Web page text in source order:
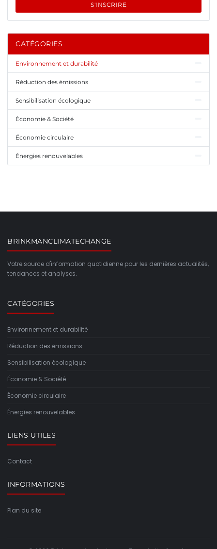
S'INSCRIRE
CATÉGORIES
Environnement et durabilité
Réduction des émissions
Sensibilisation écologique
Économie & Société
Économie circulaire
Énergies renouvelables
BRINKMANCLIMATECHANGE
Votre source d'information quotidienne pour les dernières actualités,
tendances et analyses.
CATÉGORIES
Environnement et durabilité
Réduction des émissions
Sensibilisation écologique
Économie & Société
Économie circulaire
Énergies renouvelables
LIENS UTILES
Contact
INFORMATIONS
Plan du site